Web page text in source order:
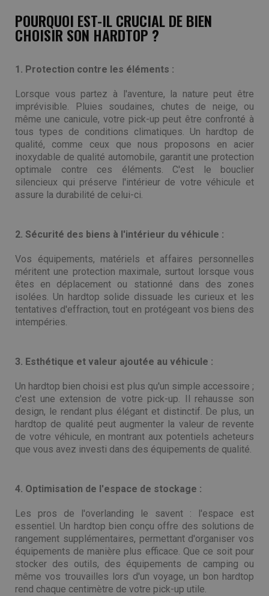
POURQUOI EST-IL CRUCIAL DE BIEN
CHOISIR SON HARDTOP ?
1. Protection contre les éléments :
Lorsque vous partez à l'aventure, la nature peut être
imprévisible. Pluies soudaines, chutes de neige, ou
même une canicule, votre pick-up peut être confronté à
tous types de conditions climatiques. Un hardtop de
qualité, comme ceux que nous proposons en acier
inoxydable de qualité automobile, garantit une protection
optimale contre ces éléments. C'est le bouclier
silencieux qui préserve l'intérieur de votre véhicule et
assure la durabilité de celui-ci.
2. Sécurité des biens à l'intérieur du véhicule :
Vos équipements, matériels et affaires personnelles
méritent une protection maximale, surtout lorsque vous
êtes en déplacement ou stationné dans des zones
isolées. Un hardtop solide dissuade les curieux et les
tentatives d'effraction, tout en protégeant vos biens des
intempéries.
3. Esthétique et valeur ajoutée au véhicule :
Un hardtop bien choisi est plus qu'un simple accessoire ;
c'est une extension de votre pick-up. Il rehausse son
design, le rendant plus élégant et distinctif. De plus, un
hardtop de qualité peut augmenter la valeur de revente
de votre véhicule, en montrant aux potentiels acheteurs
que vous avez investi dans des équipements de qualité.
4. Optimisation de l'espace de stockage :
Les pros de l'overlanding le savent : l'espace est
essentiel. Un hardtop bien conçu offre des solutions de
rangement supplémentaires, permettant d'organiser vos
équipements de manière plus efficace. Que ce soit pour
stocker des outils, des équipements de camping ou
même vos trouvailles lors d'un voyage, un bon hardtop
rend chaque centimètre de votre pick-up utile.